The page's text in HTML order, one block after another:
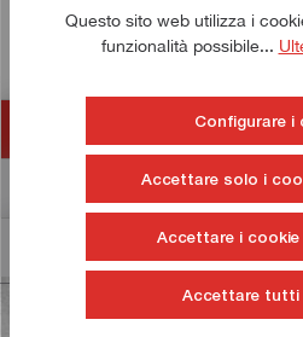
Questo utensile di tornitura con
SCLCR0606D06 ha un gambo
Informazioni sulla sicurezza
Questo sito web utilizza i
funzionalità possibile...
Configurare i
Accettare solo i
Accettare i
Accettare tutti